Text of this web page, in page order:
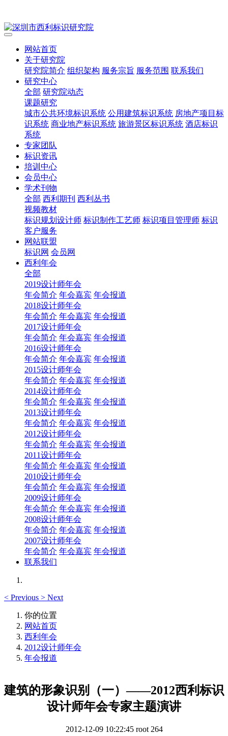
网站首页
关于研究院
研究院简介 组织架构 服务宗旨 服务范围 联系我们
研究中心
全部 研究院动态
课题研究
城市公共环境标识系统 公用建筑标识系统 房地产项目标
识系统 商业地产标识系统 旅游景区标识系统 酒店标识
系统
专家团队
标识资讯
培训中心
会员中心
学术刊物
全部 西利期刊 西利丛书
视频教材
标识规划设计师 标识制作工艺师 标识项目管理师 标识
客户服务
网站联盟
标识网 会员网
西利年会
全部
2019设计师年会
年会简介 年会嘉宾 年会报道
2018设计师年会
年会简介 年会嘉宾 年会报道
2017设计师年会
年会简介 年会嘉宾 年会报道
2016设计师年会
年会简介 年会嘉宾 年会报道
2015设计师年会
年会简介 年会嘉宾 年会报道
2014设计师年会
年会简介 年会嘉宾 年会报道
2013设计师年会
年会简介 年会嘉宾 年会报道
2012设计师年会
年会简介 年会嘉宾 年会报道
2011设计师年会
年会简介 年会嘉宾 年会报道
2010设计师年会
年会简介 年会嘉宾 年会报道
2009设计师年会
年会简介 年会嘉宾 年会报道
2008设计师年会
年会简介 年会嘉宾 年会报道
2007设计师年会
年会简介 年会嘉宾 年会报道
联系我们
< Previous > Next
你的位置
网站首页
西利年会
2012设计师年会
年会报道
建筑的形象识别（一）——2012西利标识
设计师年会专家主题演讲
2012-12-09 10:22:45 root 264